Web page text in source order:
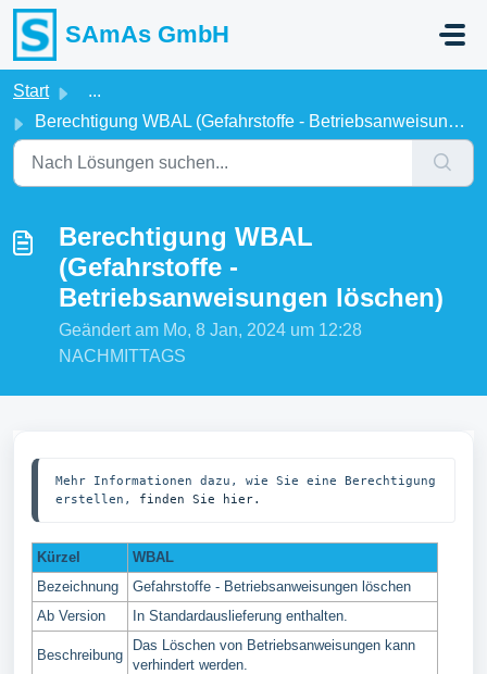
Zum hauptsächlichen Inhalt gehen
SAmAs GmbH
Start
...
Berechtigung WBAL (Gefahrstoffe - Betriebsanweisungen lös...
Berechtigung WBAL
(Gefahrstoffe -
Betriebsanweisungen löschen)
Geändert am Mo, 8 Jan, 2024 um 12:28
NACHMITTAGS
Mehr Informationen dazu, wie Sie eine Berechtigung
erstellen, finden Sie hier.
Kürzel
WBAL
Bezeichnung
Gefahrstoffe - Betriebsanweisungen löschen
Ab Version
In Standardauslieferung enthalten.
Beschreibung
Das Löschen von Betriebsanweisungen kann
verhindert werden.